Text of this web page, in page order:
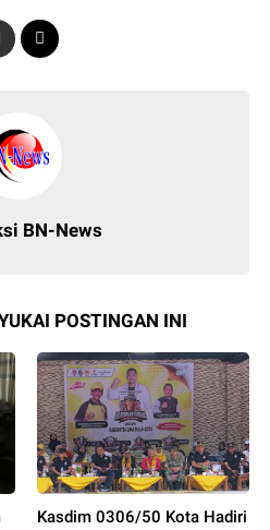
BN-News
POSTINGAN INI
Kasdim 0306/50 Kota Hadiri